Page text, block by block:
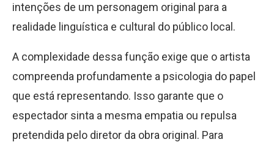
intenções de um personagem original para a
realidade linguística e cultural do público local.
A complexidade dessa função exige que o artista
compreenda profundamente a psicologia do papel
que está representando. Isso garante que o
espectador sinta a mesma empatia ou repulsa
pretendida pelo diretor da obra original. Para